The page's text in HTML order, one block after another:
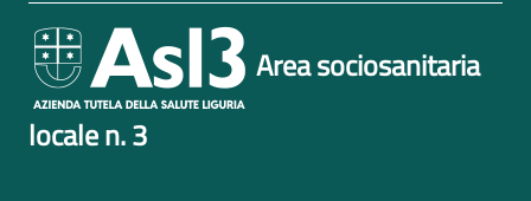
Area sociosanitaria
locale n. 3